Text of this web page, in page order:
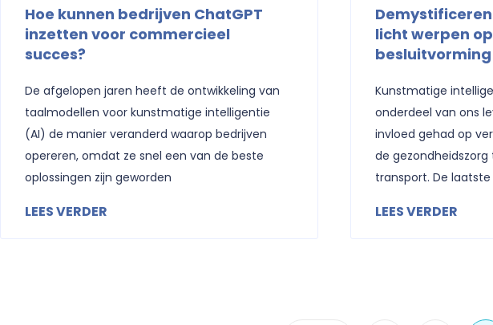
Hoe kunnen bedrijven ChatGPT
inzetten voor commercieel
succes?
De afgelopen jaren heeft de ontwikkeling van
taalmodellen voor kunstmatige intelligentie
(AI) de manier veranderd waarop bedrijven
opereren, omdat ze snel een van de beste
oplossingen zijn geworden
LEES VERDER
licht werpen
besluitvorming
Kunstmatige
onderdeel van ons
invloed gehad op
de
transport. De
LEES VERDER